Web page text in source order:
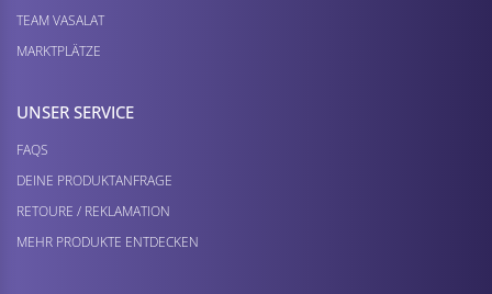
TEAM VASALAT
MARKTPLÄTZE
UNSER SERVICE
FAQS
DEINE PRODUKTANFRAGE
RETOURE / REKLAMATION
MEHR PRODUKTE ENTDECKEN